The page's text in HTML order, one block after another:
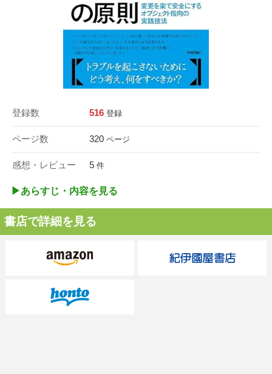
登録数 516 登録
ページ数 320 ページ
感想・レビュー 5 件
▶︎あらすじ・内容を見る
書店で詳細を見る